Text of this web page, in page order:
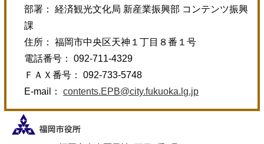
部署： 経済観光文化局 新産業振興部 コンテンツ振興
課
住所： 福岡市中央区天神１丁目８番１号
電話番号： 092-711-4329
ＦＡＸ番号： 092-733-5748
E-mail：contents.EPB@city.fukuoka.lg.jp